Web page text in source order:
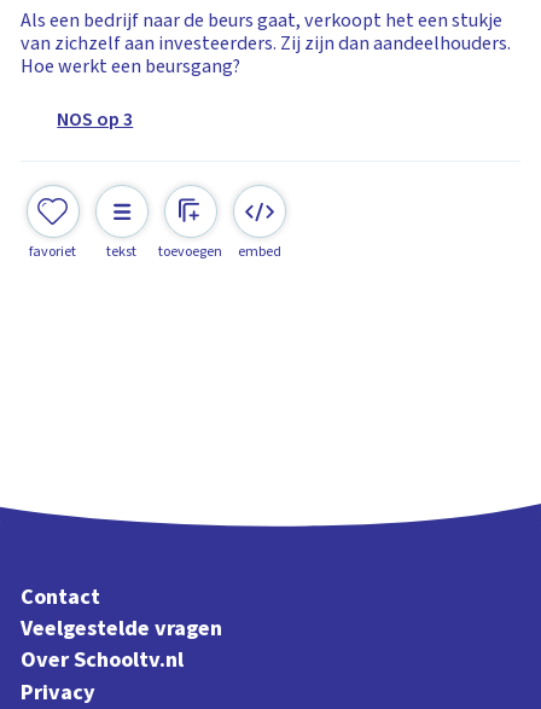
Als een bedrijf naar de beurs gaat, verkoopt het een stukje
van zichzelf aan investeerders. Zij zijn dan aandeelhouders.
Hoe werkt een beursgang?
NOS op 3
favoriet tekst toevoegen embed
Contact
Veelgestelde vragen
Over Schooltv.nl
Privacy